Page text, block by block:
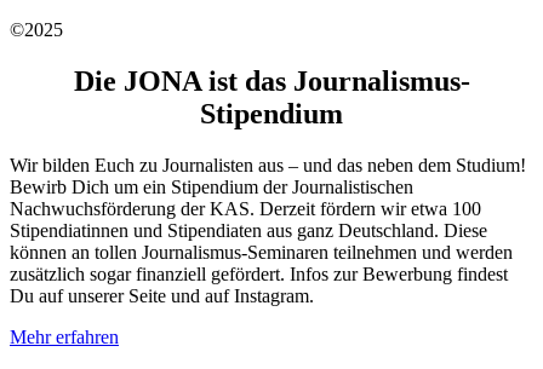
©2025
Die JONA ist das Journalismus-
Stipendium
Wir bilden Euch zu Journalisten aus – und das neben dem Studium!
Bewirb Dich um ein Stipendium der Journalistischen
Nachwuchsförderung der KAS. Derzeit fördern wir etwa 100
Stipendiatinnen und Stipendiaten aus ganz Deutschland. Diese
können an tollen Journalismus-Seminaren teilnehmen und werden
zusätzlich sogar finanziell gefördert. Infos zur Bewerbung findest
Du auf unserer Seite und auf Instagram.
Mehr erfahren